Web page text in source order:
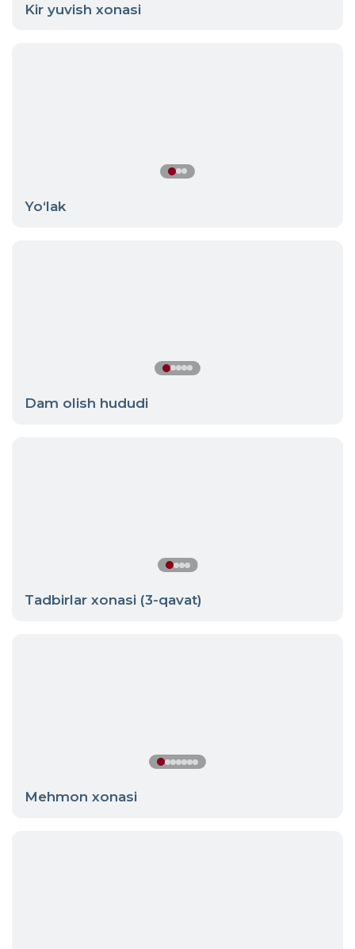
Kir yuvish xonasi
Yo‘lak
Dam olish hududi
Tadbirlar xonasi (3-qavat)
Mehmon xonasi